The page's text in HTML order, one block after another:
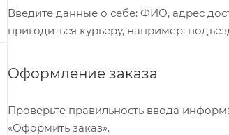
Введите данные о себе: ФИО, адрес
пригодиться курьеру, например:
Оформление заказа
Проверьте правильность ввода
«Оформить заказ».